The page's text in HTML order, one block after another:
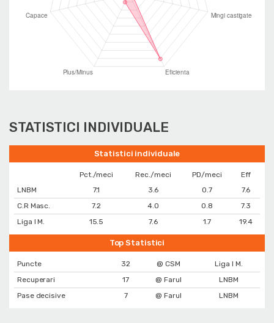
STATISTICI INDIVIDUALE
Statistici individuale
Pct./meci Rec./meci PD/meci
Eff
LNBM
7.1 3.6 0.7
7.6
C.R Masc.
7.2 4.0 0.8
7.3
Liga I M.
15.5 7.6 1.7 19.4
Top Statistici
Puncte 32 @ CSM
Liga I M.
Recuperari
17 @ Farul
LNBM
Pase decisive
7 @ Farul LNBM